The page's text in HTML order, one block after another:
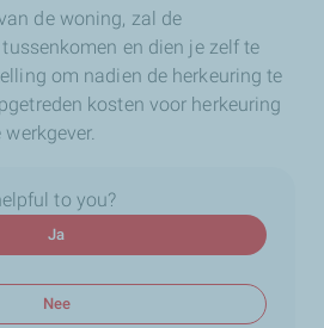
de woning, zal de
en dien je zelf te
om nadien de herkeuring te
kosten voor herkeuring
to you?
Ja
Nee